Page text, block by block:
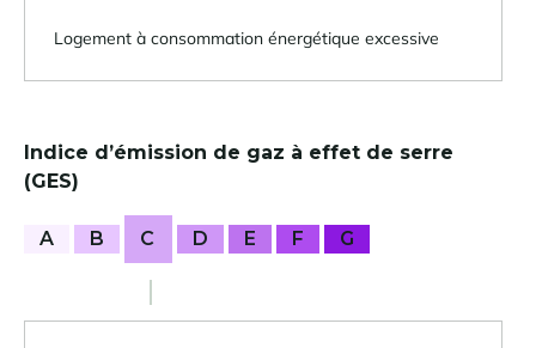
Logement à consommation énergétique excessive
Indice d’émission de gaz à effet de serre
(GES)
A B C D E F G